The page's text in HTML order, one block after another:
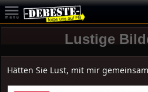
Lustige
Hätten Sie Lust, mit mir